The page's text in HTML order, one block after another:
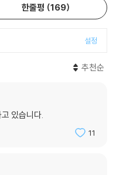
한줄평 169
설정
추천순
있습니다.
11